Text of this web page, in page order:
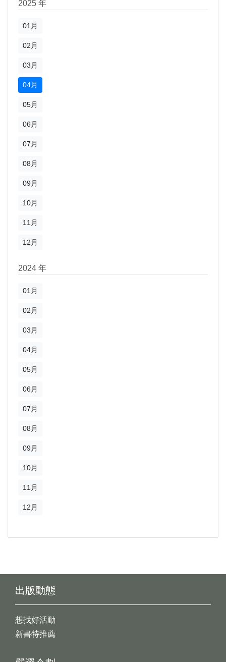
2025 年
01月
02月
03月
04月
05月
06月
07月
08月
09月
10月
11月
12月
2024 年
01月
02月
03月
04月
05月
06月
07月
08月
09月
10月
11月
12月
出版動態
想找好活動
新書特推薦